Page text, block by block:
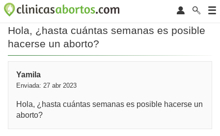
Hola, ¿hasta cuántas semanas es posible
hacerse un aborto?
Yamila
Enviada: 27 abr 2023
Hola, ¿hasta cuántas semanas es posible hacerse un
aborto?